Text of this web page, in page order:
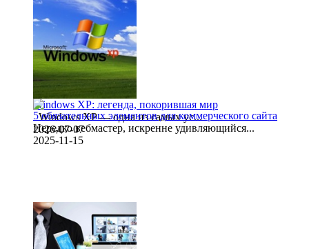
Windows XP: легенда, покорившая мир
Windows XP — одна из самых ус...
2026-07-07
5 обязательных элементов для коммерческого сайта
Нередко вебмастер, искренне удивляющийся...
2025-11-15